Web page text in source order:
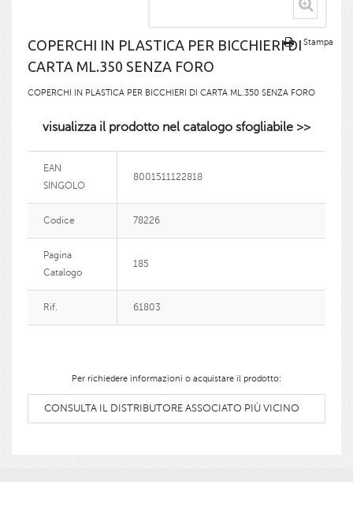
COPERCHI IN PLASTICA PER BICCHIERI DI
CARTA ML.350 SENZA FORO
COPERCHI IN PLASTICA PER BICCHIERI DI CARTA ML.350 SENZA FORO
visualizza il prodotto nel catalogo sfogliabile >>
Stampa
EAN
SINGOLO
8001511122818
Codice 78226
Pagina
Catalogo
185
Rif. 61803
Per richiedere informazioni o acquistare il prodotto:
CONSULTA IL DISTRIBUTORE ASSOCIATO PIÙ VICINO